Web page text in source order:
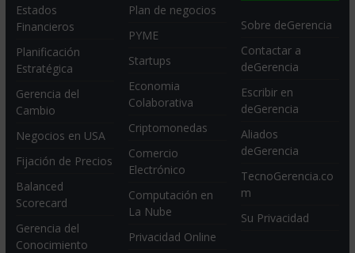
Estados
Financieros
Planificación
Estratégica
Gerencia del
Cambio
Negocios en USA
Fijación de Precios
Balanced
Scorecard
Gerencia del
Conocimiento
Plan de negocios
PYME
Startups
Economia
Colaborativa
Criptomonedas
Comercio
Electrónico
Computación en
La Nube
Privacidad Online
Sobre deGerencia
Contactar a
deGerencia
Escribir en
deGerencia
Aliados
deGerencia
TecnoGerencia.co
m
Su Privacidad